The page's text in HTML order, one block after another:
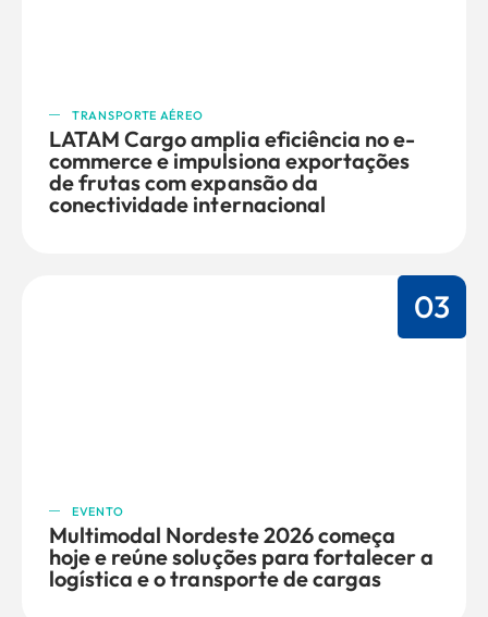
TRANSPORTE AÉREO
LATAM Cargo amplia eficiência no e-
commerce e impulsiona exportações
de frutas com expansão da
conectividade internacional
03
EVENTO
Multimodal Nordeste 2026 começa
hoje e reúne soluções para fortalecer a
logística e o transporte de cargas